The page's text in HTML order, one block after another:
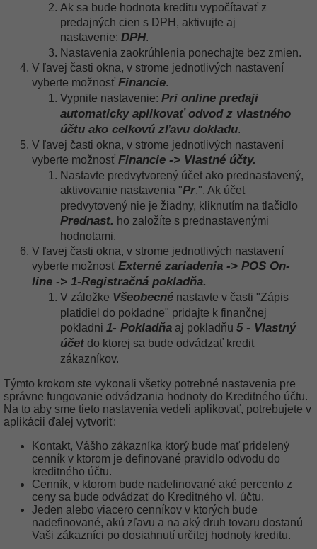
Ak sa bude hodnota kreditu vypočítavať z
predajných cien s DPH, aktivujte aj
nastavenie: DPH.
Nastavenia zaokrúhlenia ponechajte bez zmien.
V ľavej časti okna, v strome jednotlivých nastavení
vyberte možnosť Financie.
Vypnite nastavenie: Pri online predaji
automaticky aplikovať odvod z vlastného
účtu ako celkovú zľavu dokladu.
V ľavej časti okna, v strome jednotlivých nastavení
vyberte možnosť Financie -> Vlastné účty.
Nastavte predvytvorený účet ako prednastavený,
aktivovanie nastavenia "Pr.". Ak účet
predvytovený nie je žiadny, kliknutím na tlačidlo
Prednast. ho založíte s prednastavenými
hodnotami.
V ľavej časti okna, v strome jednotlivých nastavení
vyberte možnosť Externé zariadenia -> POS On-
line -> 1-Registračná pokladňa.
V záložke Všeobecné nastavte v časti "Zápis
platidiel do pokladne" pridajte k finančnej
pokladni 1- Pokladňa aj pokladňu 5 - Vlastný
účet do ktorej sa bude odvádzať kredit
zákazníkov.
Týmto krokom ste vykonali všetky potrebné nastavenia pre
správne fungovanie odvádzania hodnoty do Kreditného účtu.
Na to aby sme tieto nastavenia vedeli aplikovať, potrebujete v
aplikácii ďalej vytvoriť:
Kontakt, Vášho zákazníka ktorý bude mať pridelený
cenník v ktorom je definované pravidlo odvodu do
kreditného účtu.
Cenník, v ktorom bude nadefinované aké percento z
ceny sa bude odvádzať do Kreditného vl. účtu.
Jeden alebo viacero cenníkov v ktorých bude
nadefinované, akú zľavu a na aký druh tovaru dostanú
Vaši zákazníci po dosiahnutí určitej hodnoty kreditu.